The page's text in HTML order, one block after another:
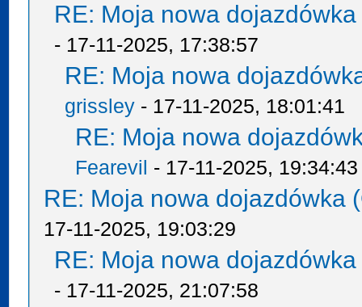
RE: Moja nowa
- 17-11-2025, 17:38:57
RE: Moja nowa
grissley - 17-11-2025, 18:01:41
RE: Moja nowa
Fearevil - 17-11-2025, 19:34:43
RE: Moja nowa dojazdówka
17-11-2025, 19:03:29
RE: Moja nowa
- 17-11-2025, 21:07:58